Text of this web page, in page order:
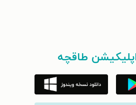
اپلیکیشن طاقچه